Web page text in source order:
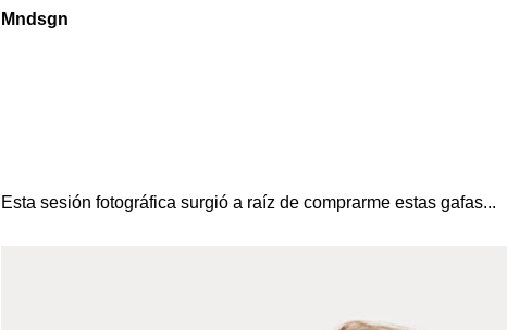
Mndsgn
Esta sesión fotográfica surgió a raíz de comprarme estas gafas...